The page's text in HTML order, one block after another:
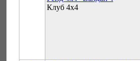
Клуб 4х4